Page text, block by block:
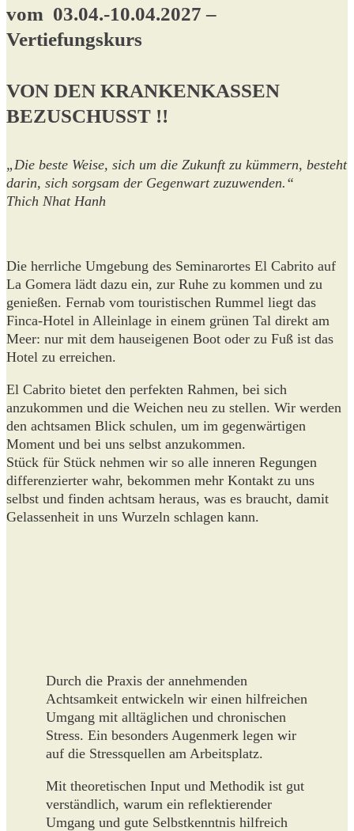
vom 03.04.-10.04.2027 –
Vertiefungskurs
VON DEN KRANKENKASSEN
BEZUSCHUSST !!
„Die beste Weise, sich um die Zukunft zu kümmern, besteht
darin, sich sorgsam der Gegenwart zuzuwenden.“
Thich Nhat Hanh
Die herrliche Umgebung des Seminarortes El Cabrito auf
La Gomera lädt dazu ein, zur Ruhe zu kommen und zu
genießen. Fernab vom touristischen Rummel liegt das
Finca-Hotel in Alleinlage in einem grünen Tal direkt am
Meer: nur mit dem hauseigenen Boot oder zu Fuß ist das
Hotel zu erreichen.
El Cabrito bietet den perfekten Rahmen, bei sich
anzukommen und die Weichen neu zu stellen. Wir werden
den achtsamen Blick schulen, um im gegenwärtigen
Moment und bei uns selbst anzukommen.
Stück für Stück nehmen wir so alle inneren Regungen
differenzierter wahr, bekommen mehr Kontakt zu uns
selbst und finden achtsam heraus, was es braucht, damit
Gelassenheit in uns Wurzeln schlagen kann.
Durch die Praxis der annehmenden
Achtsamkeit entwickeln wir einen hilfreichen
Umgang mit alltäglichen und chronischen
Stress. Ein besonders Augenmerk legen wir
auf die Stressquellen am Arbeitsplatz.
Mit theoretischen Input und Methodik ist gut
verständlich, warum ein reflektierender
Umgang und gute Selbstkenntnis hilfreich